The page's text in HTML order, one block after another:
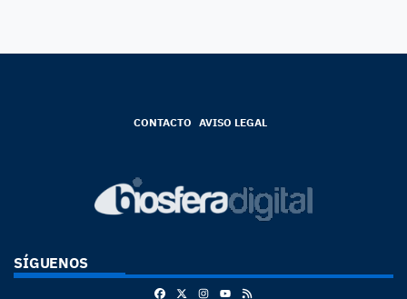
CONTACTO AVISO LEGAL
SÍGUENOS
FacebookInstagram